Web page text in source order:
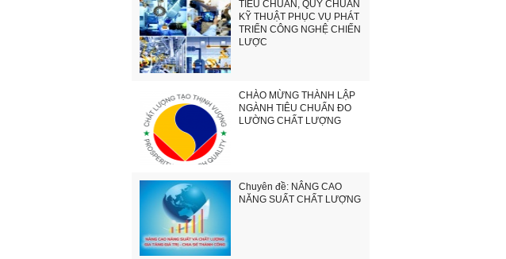
TIÊU CHUẨN, QUY CHUẨN
KỸ THUẬT PHỤC VỤ PHÁT
TRIỂN CÔNG NGHỆ CHIẾN
LƯỢC
CHÀO MỪNG THÀNH LẬP
NGÀNH TIÊU CHUẨN ĐO
LƯỜNG CHẤT LƯỢNG
Chuyên đề: NÂNG CAO
NĂNG SUẤT CHẤT LƯỢNG